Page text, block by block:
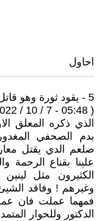
احاول
5 - يقود ثورة وهو قاتل ! فاقد الشي لايعطيه
/ 10 / 7 - 05:48 )
الذي ذكره المعلق
بدم الصحفي
صلعم الدي يقتل
علينا بقناع الرحمة
الكثيرون مثل
وغيرهم ! وفاقد
فمهما عملت فان
الدكتور وللحوار